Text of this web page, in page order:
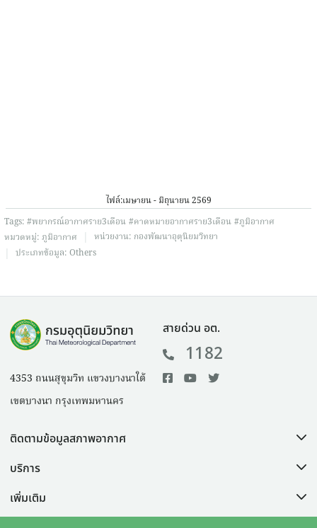
ไฟล์:เมษายน - มิถุนายน 2569
Tags: #พยากรณ์อากาศราย3เดือน #คาดหมายอากาศราย3เดือน #ภูมิอากาศ
หมวดหมู่: ภูมิอากาศ หน่วยงาน: กองพัฒนาอุตุนิยมวิทยา
ประเภทข้อมูล: Others
4353 ถนนสุขุมวิท แขวงบางนาใต้
เขตบางนา กรุงเทพมหานคร
สายด่วน อต.
1182
ติดตามข้อมูลสภาพอากาศ
บริการ
เพิ่มเติม